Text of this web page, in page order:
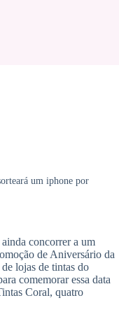
um iphone por
ainda concorrer a um
de Aniversário da
lojas de tintas do
comemorar essa data
Coral, quatro